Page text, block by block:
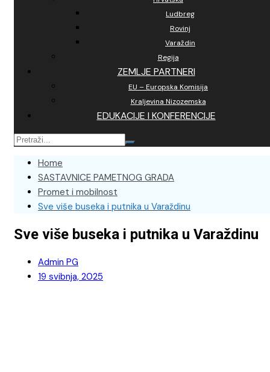
Ludbreg
Rovinj
Varaždin
Regija
ZEMLJE PARTNERI
EU – Europska Komisija
Kraljevina Nizozemska
EDUKACIJE I KONFERENCIJE
Home
SASTAVNICE PAMETNOG GRADA
Promet i mobilnost
Sve više buseka i putnika u Varaždinu
Sve više buseka i putnika u Varaždinu
Admin PG
19 svibnja, 2025